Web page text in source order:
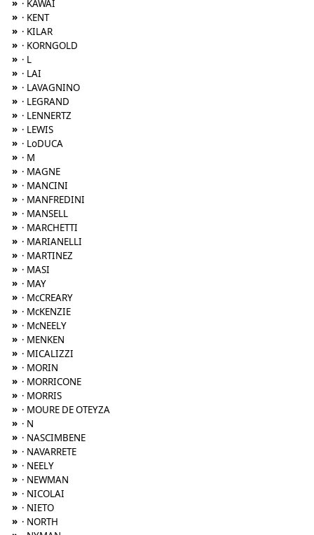
» · KAWAI
» · KENT
» · KILAR
» · KORNGOLD
» · L
» · LAI
» · LAVAGNINO
» · LEGRAND
» · LENNERTZ
» · LEWIS
» · LoDUCA
» · M
» · MAGNE
» · MANCINI
» · MANFREDINI
» · MANSELL
» · MARCHETTI
» · MARIANELLI
» · MARTINEZ
» · MASI
» · MAY
» · McCREARY
» · McKENZIE
» · McNEELY
» · MENKEN
» · MICALIZZI
» · MORIN
» · MORRICONE
» · MORRIS
» · MOURE DE OTEYZA
» · N
» · NASCIMBENE
» · NAVARRETE
» · NEELY
» · NEWMAN
» · NICOLAI
» · NIETO
» · NORTH